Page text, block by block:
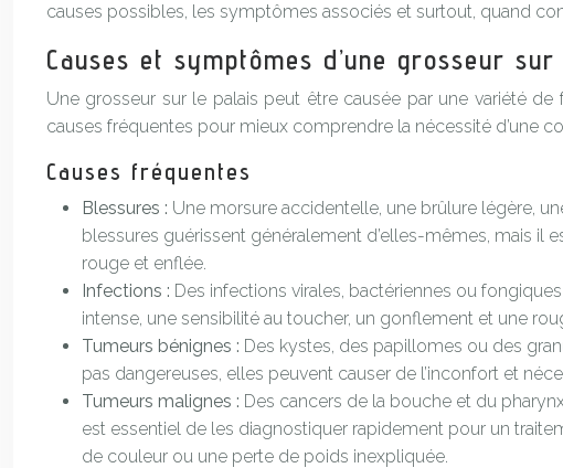
causes possibles, les symptômes associés et surtout, quand
Causes et symptômes d’une grosseur
Une grosseur sur le palais peut être causée par une variété
causes fréquentes pour mieux comprendre la nécessité d’une
Causes fréquentes
Blessures : Une morsure accidentelle, une brûlure légère,
blessures guérissent généralement d’elles-mêmes, mais il
rouge et enflée.
Infections : Des infections virales, bactériennes ou
intense, une sensibilité au toucher, un gonflement et une
Tumeurs bénignes : Des kystes, des papillomes ou des
pas dangereuses, elles peuvent causer de l’inconfort et
Tumeurs malignes : Des cancers de la bouche et du
est essentiel de les diagnostiquer rapidement pour un
de couleur ou une perte de poids inexpliquée.